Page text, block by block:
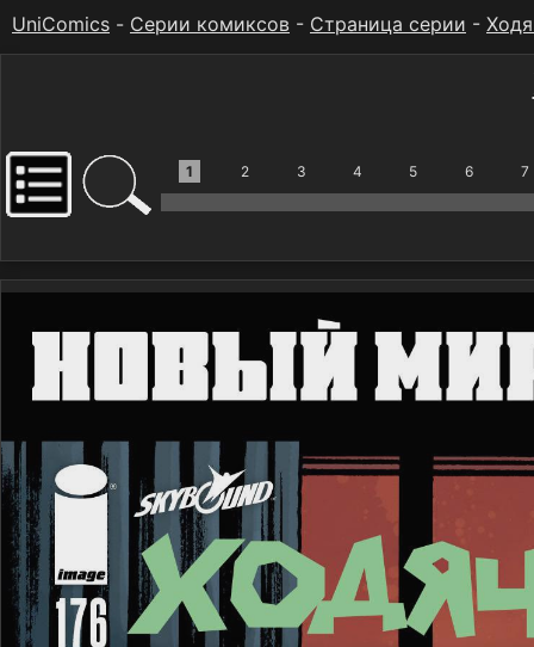
UniComics - Серии комиксов - Страница серии -
1 2 3 4 5 6 7